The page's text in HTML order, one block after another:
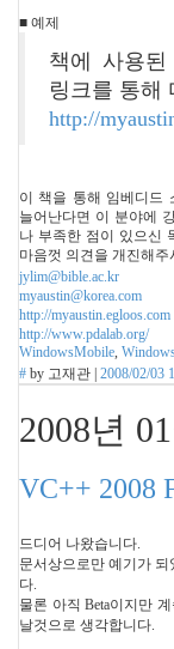
■ 예제
책에 사용
링크를 통해
http://
이 책을 통해 임베디드
늘어난다면 이 분야에
나 부족한 점이 있으신
마음껏 의견을 개진해주
jylim@bible.ac.kr
myaustin@korea.com
http://myaustin.egloos.com
http://www.pdalab.org/
WindowsMobile,
# by 고재관 2008/02/03
2008년
VC++ 2008
드디어 나왔습니다.
문서상으로만 예기가 되
다.
물론 아직 Beta이지만
날것으로 생각합니다.